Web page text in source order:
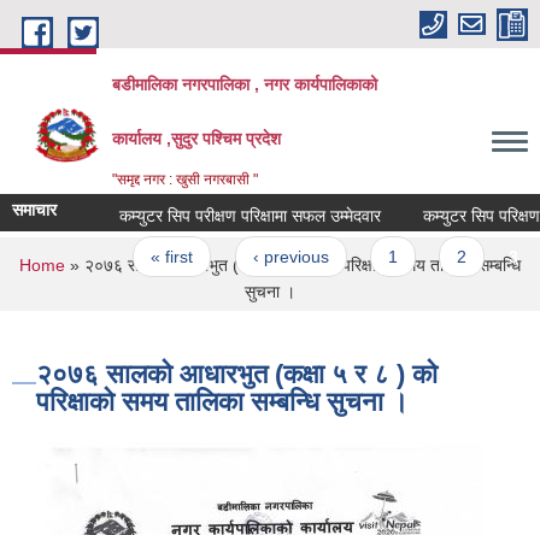
Skip to main content
बडीमालिका नगरपालिका , नगर कार्यपालिकाको
कार्यालय ,सुदुर पश्चिम प्रदेश
"समृद्द नगर : खुसी नगरबासी "
समाचार कम्युटर सिप परीक्षण परिक्षामा सफल उम्मेदवार कम्युटर सिप परिक्षण
Pages
« first ‹ previous 1 2 3
You are here
Home » २०७६ सालकाे आधारभुत (कक्षा ५ र ८ ) काे परिक्षाकाे समय तालिका सम्बन्धि
सुचना ।
२०७६ सालकाे आधारभुत (कक्षा ५ र ८ ) काे
परिक्षाकाे समय तालिका सम्बन्धि सुचना ।